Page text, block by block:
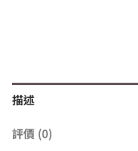
描述
評價 (0)